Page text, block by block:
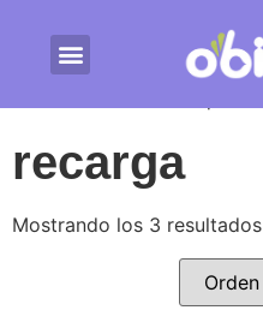
recarga
Mostrando los 3 resultados